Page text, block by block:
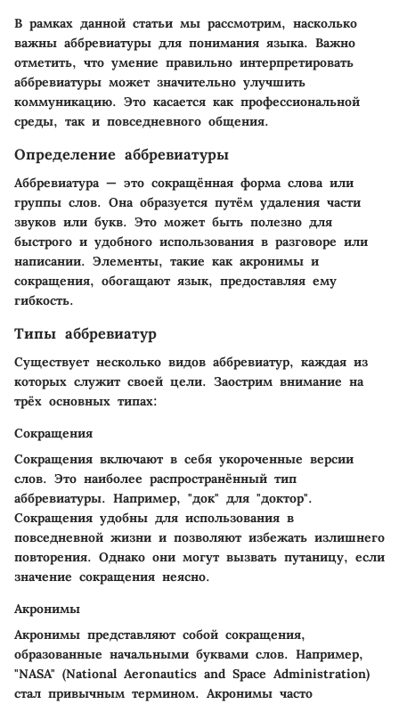
В рамках данной статьи мы рассмотрим, насколько
важны аббревиатуры для понимания языка. Важно
отметить, что умение правильно интерпретировать
аббревиатуры может значительно улучшить
коммуникацию. Это касается как профессиональной
среды, так и повседневного общения.
Определение аббревиатуры
Аббревиатура — это сокращённая форма слова или
группы слов. Она образуется путём удаления части
звуков или букв. Это может быть полезно для
быстрого и удобного использования в разговоре или
написании. Элементы, такие как акронимы и
сокращения, обогащают язык, предоставляя ему
гибкость.
Типы аббревиатур
Существует несколько видов аббревиатур, каждая из
которых служит своей цели. Заострим внимание на
трёх основных типах:
Сокращения
Сокращения включают в себя укороченные версии
слов. Это наиболее распространённый тип
аббревиатуры. Например, "док" для "доктор".
Сокращения удобны для использования в
повседневной жизни и позволяют избежать излишнего
повторения. Однако они могут вызвать путаницу, если
значение сокращения неясно.
Акронимы
Акронимы представляют собой сокращения,
образованные начальными буквами слов. Например,
"NASA" (National Aeronautics and Space Administration)
стал привычным термином. Акронимы часто